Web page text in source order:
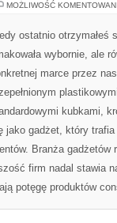
MOŻLIWOŚĆ
ostatnio otrzymałeś
wybornie, ale
marce przez
kubkami,
jako gadżet, który
Branża
firm nadal stawia
potęgę produktów